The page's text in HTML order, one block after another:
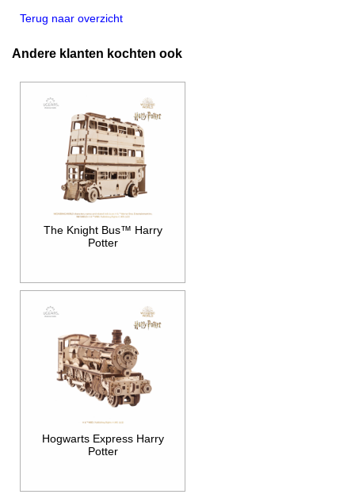
Terug naar overzicht
Andere klanten kochten ook
The Knight Bus™ Harry
Potter
Hogwarts Express Harry
Potter